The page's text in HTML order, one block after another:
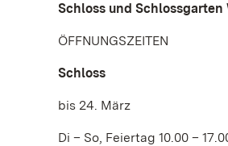
Schloss und Schlossgarten
ÖFFNUNGSZEITEN
Schloss
bis 24. März
Di – So, Feiertag 10.00 –